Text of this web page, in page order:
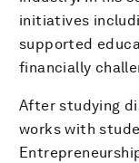
initiatives
supported
financially
After studying
works with